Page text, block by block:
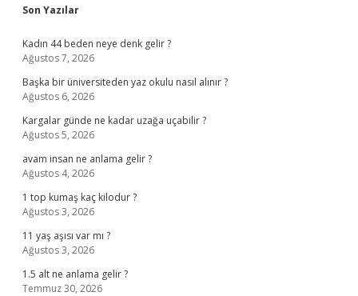
Sidebar
Son Yazılar
Kadın 44 beden neye denk gelir ?
Ağustos 7, 2026
Başka bir üniversiteden yaz okulu nasıl alınır ?
Ağustos 6, 2026
Kargalar günde ne kadar uzağa uçabilir ?
Ağustos 5, 2026
avam insan ne anlama gelir ?
Ağustos 4, 2026
1 top kumaş kaç kilodur ?
Ağustos 3, 2026
11 yaş aşısı var mı ?
Ağustos 3, 2026
1.5 alt ne anlama gelir ?
Temmuz 30, 2026